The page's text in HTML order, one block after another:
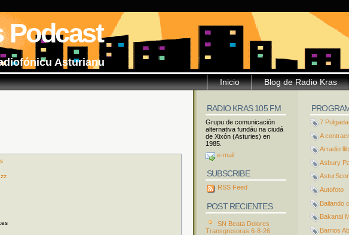
Podcast
Asturianu
Blog de Radio Kras
Inicio
7
A
Arradio
Asbury
Autofoto
Bailando
Bakanal
Barrios
RADIO KRAS 105 FM
Grupu de comunicación
alternativa fundáu na ciudá
de Xixón (Asturies) en
1985.
e-mail
SUBSCRIBE
RSS Feed
POST RECIENTES
SN Beata Dolores
Transgresoras 6-8-26